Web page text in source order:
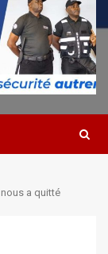
a quitté